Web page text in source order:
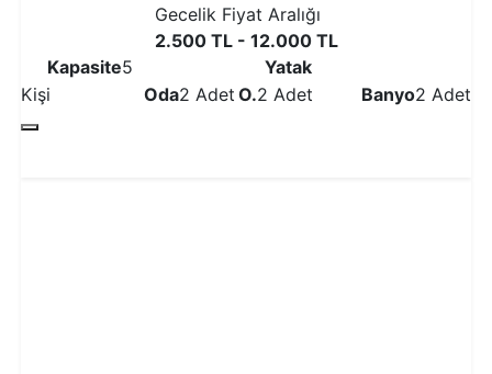
Gecelik Fiyat Aralığı
2.500 TL - 12.000 TL
Kapasite5
Kişi
Oda2 Adet
Yatak
O.2 Adet Banyo2 Adet